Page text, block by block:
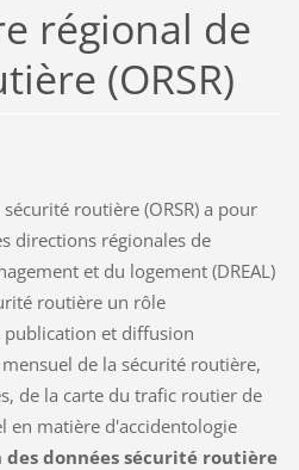
régional de
(ORSR)
routière (ORSR) a pour
directions régionales de
et du logement (DREAL)
routière un rôle
et diffusion
de la sécurité routière,
de la carte du trafic routier de
en matière d'accidentologie
données sécurité routière